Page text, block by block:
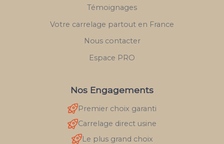
Témoignages
Votre carrelage partout en France
Nous contacter
Espace PRO
Nos Engagements
Premier choix garanti
Carrelage direct usine
Le plus grand choix